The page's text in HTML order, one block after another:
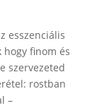
esszenciális
hogy finom és
szervezeted
rostban
–